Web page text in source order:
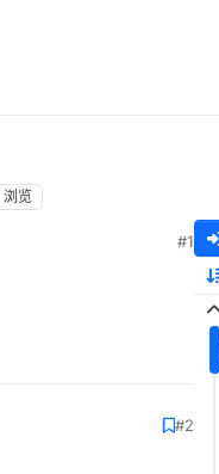
浏览
#1
#2